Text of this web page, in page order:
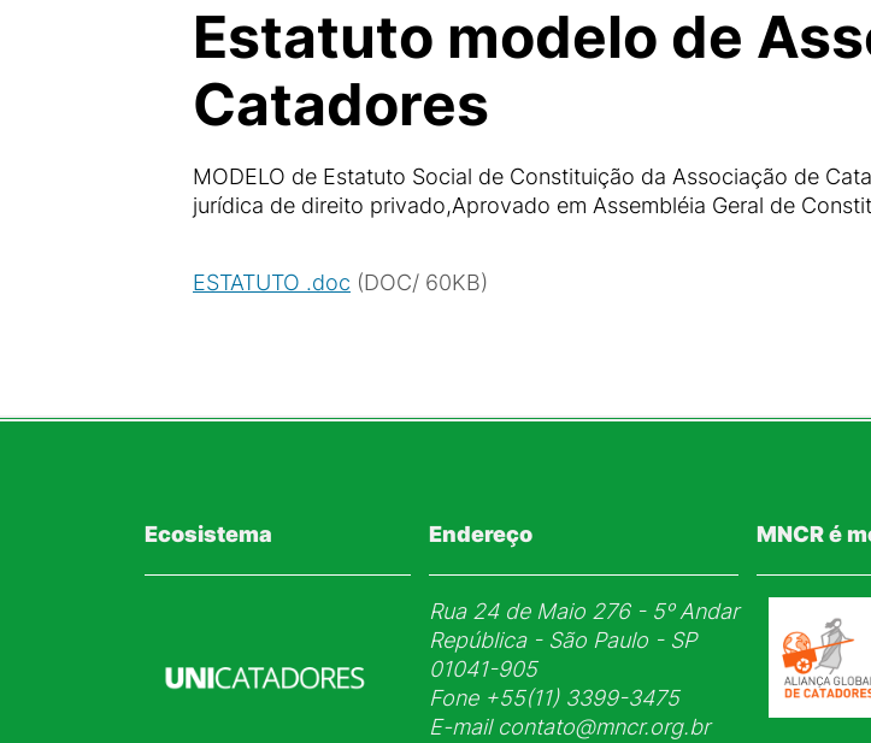
Estatuto modelo de
Catadores
MODELO de Estatuto Social de Constituição da Associação de
jurídica de direito privado,Aprovado em Assembléia Geral de
ESTATUTO .doc (DOC/ 60KB)
Ecosistema Endereço
Rua 24 de Maio 276 - 5ᵒ Andar
República - São Paulo - SP
01041-905
Fone+55(11) 3399-3475
E-mail contato@mncr.org.br
MNCR é